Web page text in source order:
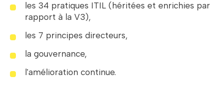
les 34 pratiques ITIL (héritées et enrichies par
rapport à la V3),
les 7 principes directeurs,
la gouvernance,
l'amélioration continue.